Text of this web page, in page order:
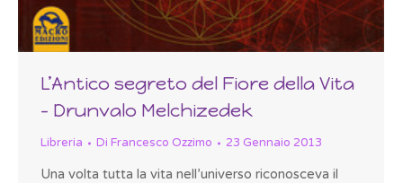
L’Antico segreto del Fiore della Vita
– Drunvalo Melchizedek
Libreria Di Francesco Ozzimo 23 Gennaio 2013
Una volta tutta la vita nell’universo riconosceva il